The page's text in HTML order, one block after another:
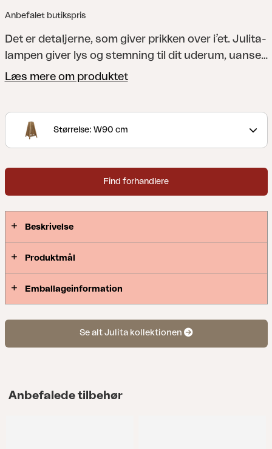
Anbefalet butikspris
Det er detaljerne, som giver prikken over i’et. Julita-
lampen giver lys og stemning til dit uderum, uanset
hvor den placeres. De lige og smukke teak-lameller
mellem lamellerne. Bemærk, at den skal suppleres
med en ledning, der er egnet til udendørs brug,
smukt premium-sæt med tværgående teak-
lameller som gennemgående træk – møblerne har
Læs mere om produktet
Størrelse: W90 cm
Find forhandlere
Beskrivelse
Produktmål
Emballageinformation
Se alt Julita kollektionen
Anbefalede tilbehør